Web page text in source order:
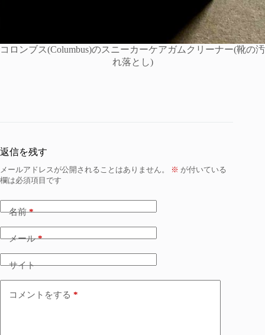
コロンブス(Columbus)のスニーカーケアガムクリーナー(靴の汚
れ落とし)
返信を残す
メールアドレスが公開されることはありません。 ※ が付いている
欄は必須項目です
名前*
メール*
サイト
コメントをする *